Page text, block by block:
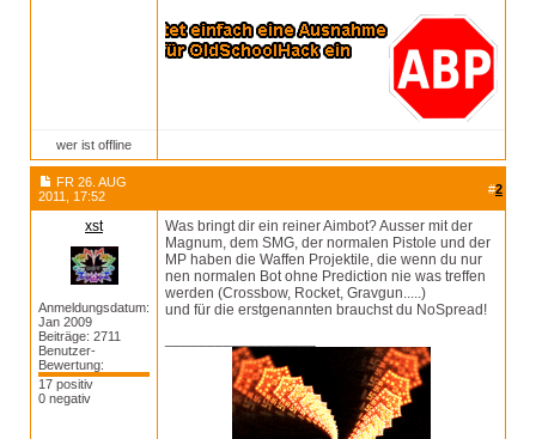
wer ist offline
FR 26. AUG
2011, 17:52
#2
xst
Anmeldungsdatum:
Jan 2009
Beiträge: 2711
Benutzer-
Bewertung:
17 positiv
0 negativ
Was bringt dir ein reiner Aimbot? Ausser mit der
Magnum, dem SMG, der normalen Pistole und der
MP haben die Waffen Projektile, die wenn du nur
nen normalen Bot ohne Prediction nie was treffen
werden (Crossbow, Rocket, Gravgun.....)
und für die erstgenannten brauchst du NoSpread!